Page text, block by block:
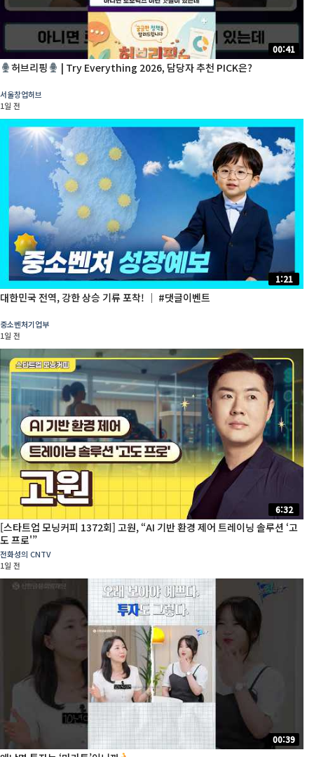
00:41
허브리핑 | Try Everything 2026, 담당자 추천 PICK은?
서울창업허브
1일 전
1:21
대한민국 전역, 강한 상승 기류 포착! │ #댓글이벤트
중소벤처기업부
1일 전
6:32
[스타트업 모닝커피 1372회] 고원, “AI 기반 환경 제어 트레이닝 솔루션 ‘고
도 프로'”
전화성의 CNTV
1일 전
00:39